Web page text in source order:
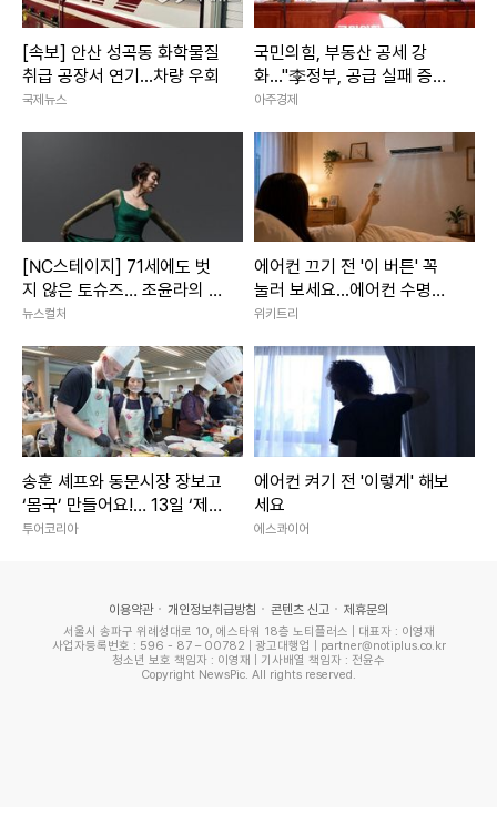
▲ 이찬진 금융감독원장. [사진=연합뉴스]
금융지주 이사회의 보안 인력 유·무는 최근 금융당국에서 유의 깊
게 들여다보고 있는 사안이다. 올해 들어 롯데카드를 비롯한 다수
의 금융사에서 개인정보 유출 사건이 연이어 발생하면서 보안·IT
전문 인력 확보에 대한 중요성이 그 어느 때보다 중요해진 탓이다.
앞서 이찬진 금융감독원장은 취임 후 첫 기자간담회에서 "국내 금
융사의 보안 시스템에 대한 투자가 형편없다"며 "고객 정보 유출
시 회사가 망할 수 있다는 인식이 있어야 한다"고 경고하기도 했
다. 그는 10일 금융지주 회장들과 처음 만난 자리에서 보안·IT 전
전문가들은 고객 돈을 다루는 사업을 주력으로 하는 금융지주
[속보] 안산 성곡동 화학물질
취급 공장서 연기...차량 우회
국제뉴스
국민의힘, 부동산 공세 강
화..."李정부, 공급 실패 증세
로 덮으려 해"
아주경제
[NC스테이지] 71세에도 벗
지 않은 토슈즈… 조윤라의 시
간은 아직 현재형
뉴스컬처
에어컨 끄기 전 '이 버튼' 꼭
눌러 보세요...에어컨 수명이
늘어납니다
위키트리
송훈 셰프와 동문시장 장보고
‘몸국’ 만들어요!… 13일 ‘제주
미행’ 특별회차 운영
투어코리아
에어컨 켜기 전 '이렇게' 해보
세요
에스콰이어
이용약관 개인정보취급방침 콘텐츠 신고 제휴문의
서울시 송파구 위례성대로 10, 에스타워 18층 노티플러스 | 대표자 : 이영재
사업자등록번호 : 596 - 87 – 00782 | 광고대행업 | partner@notiplus.co.kr
청소년 보호 책임자 : 이영재 | 기사배열 책임자 : 전윤수
Copyright NewsPic. All rights reserved.